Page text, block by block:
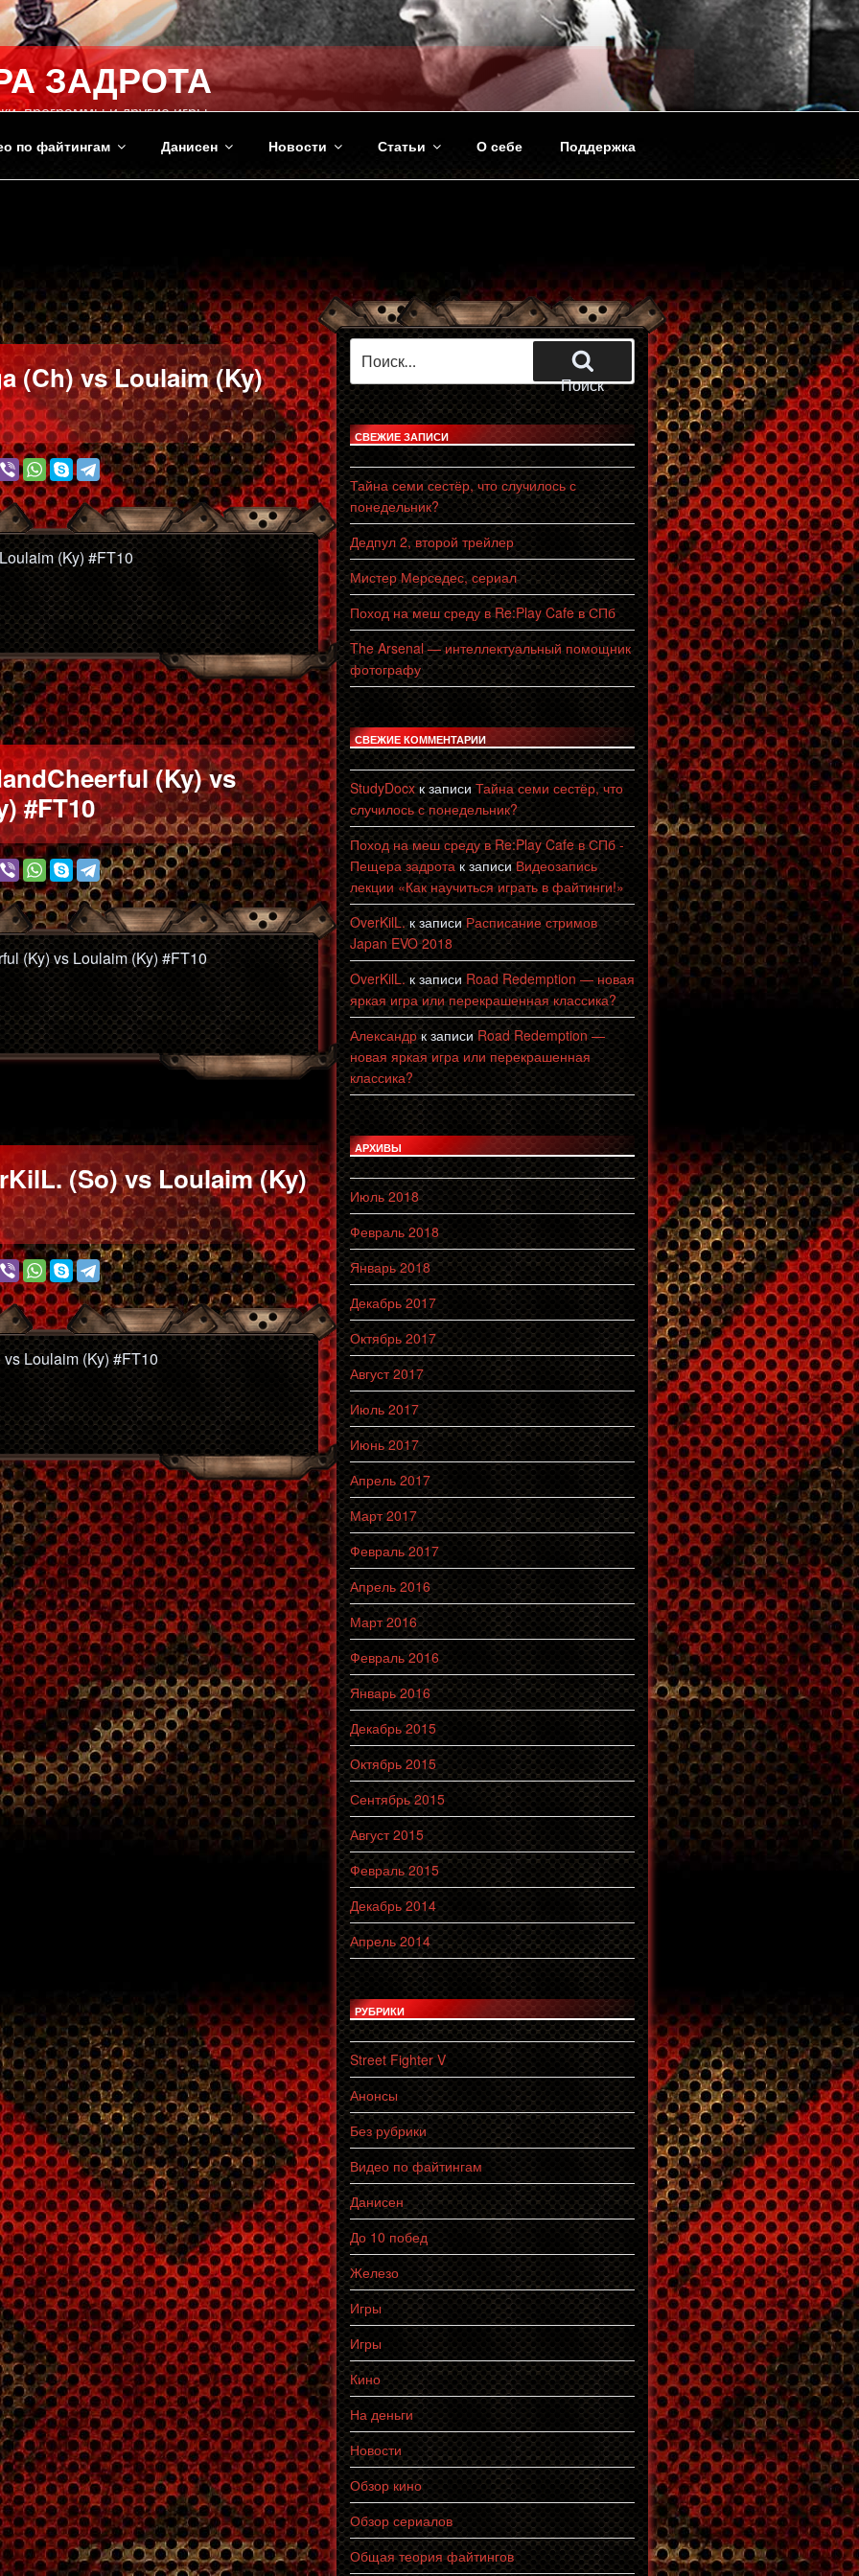
ЗАДРОТА
программы и другие игры
по файтингам Данисен Новости Статьи О себе Поддержка
(Ch) vs Loulaim (Ky)
(Ky) #FT10
(Ky) vs
#FT10
(Ky) vs Loulaim (Ky) #FT10
(So) vs Loulaim (Ky)
Loulaim (Ky) #FT10
Поиск
СВЕЖИЕ ЗАПИСИ
Тайна семи сестёр, что случилось с
понедельник?
Дедпул 2, второй трейлер
Мистер Мерседес, сериал
Поход на меш среду в Re:Play Cafe в СПб
The Arsenal — интеллектуальный помощник
фотографу
СВЕЖИЕ КОММЕНТАРИИ
StudyDocxк записи Тайна семи сестёр, что
случилось с понедельник?
Поход на меш среду в Re:Play Cafe в СПб -
Пещера задротак записиВидеозапись
лекции «Как научиться играть в файтинги!»
OverKilL.к записиРасписание стримов
Japan EVO 2018
OverKilL.к записи Road Redemption — новая
яркая игра или перекрашенная классика?
Александрк записиRoad Redemption —
новая яркая игра или перекрашенная
классика?
АРХИВЫ
Июль 2018
Февраль 2018
Январь 2018
Декабрь 2017
Октябрь 2017
Август 2017
Июль 2017
Июнь 2017
Апрель 2017
Март 2017
Февраль 2017
Апрель 2016
Март 2016
Февраль 2016
Январь 2016
Декабрь 2015
Октябрь 2015
Сентябрь 2015
Август 2015
Февраль 2015
Декабрь 2014
Апрель 2014
РУБРИКИ
Street Fighter V
Анонсы
Без рубрики
Видео по файтингам
Данисен
До 10 побед
Железо
Игры
Игры
Кино
На деньги
Новости
Обзор кино
Обзор сериалов
Общая теория файтингов